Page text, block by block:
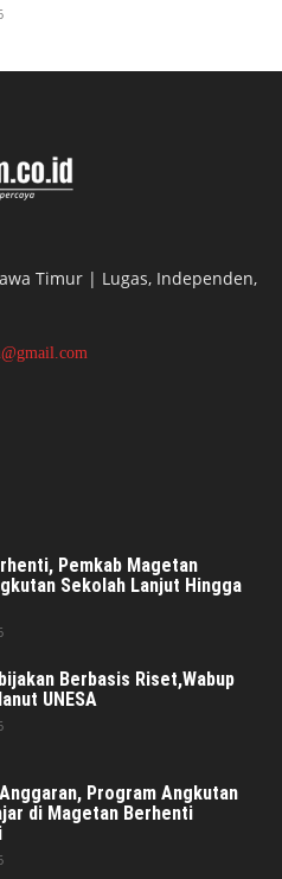
Timur | Lugas, Independen,
Pemkab Magetan
Sekolah Lanjut Hingga
Berbasis Riset,Wabup
UNESA
Program Angkutan
di Magetan Berhenti